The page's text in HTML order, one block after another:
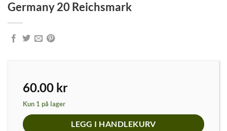
Germany 20 Reichsmark
60.00 kr
Kun 1 på lager
LEGG I HANDLEKURV